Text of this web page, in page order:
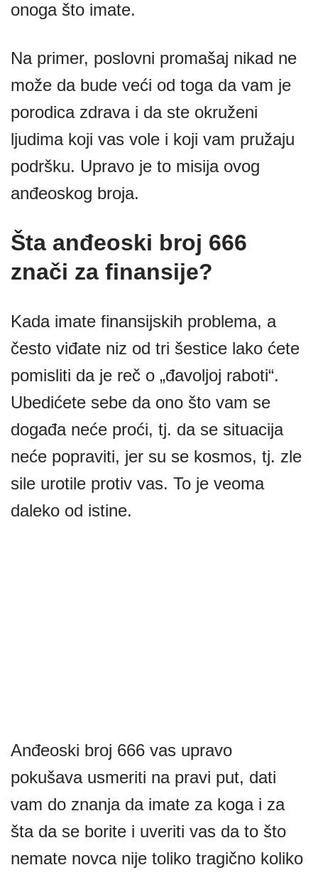
onoga što imate.
Na primer, poslovni promašaj nikad ne
može da bude veći od toga da vam je
porodica zdrava i da ste okruženi
ljudima koji vas vole i koji vam pružaju
podršku. Upravo je to misija ovog
anđeoskog broja.
Šta anđeoski broj 666
znači za finansije?
Kada imate finansijskih problema, a
često viđate niz od tri šestice lako ćete
pomisliti da je reč o „đavoljoj raboti“.
Ubedićete sebe da ono što vam se
događa neće proći, tj. da se situacija
neće popraviti, jer su se kosmos, tj. zle
sile urotile protiv vas. To je veoma
daleko od istine.
Anđeoski broj 666 vas upravo
pokušava usmeriti na pravi put, dati
vam do znanja da imate za koga i za
šta da se borite i uveriti vas da to što
nemate novca nije toliko tragično koliko